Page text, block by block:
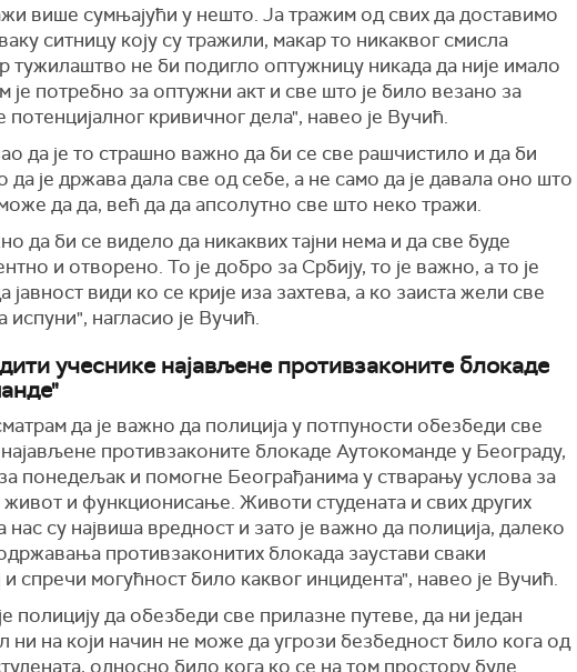
више сумњајући у нешто. Ја тражим од свих да доставимо
ситницу коју су тражили, макар то никаквог смисла
тужилаштво не би подигло оптужницу никада да није имало
је потребно за оптужни акт и све што је било везано за
кривичног дела", навео је Вучић.
да је то страшно важно да би се све рашчистило и да би
да је држава дала све од себе, а не само да је давала оно што
да да, већ да да апсолутно све што неко тражи.
да би се видело да никаквих тајни нема и да све буде
и отворено. То је добро за Србију, то је важно, а то је
јавност види ко се крије иза захтева, а ко заиста жели све
испуни", нагласио је Вучић.
учеснике најављене противзаконите блокаде
да је важно да полиција у потпуности обезбеди све
противзаконите блокаде Аутокоманде у Београду,
понедељак и помогне Београђанима у стварању услова за
и функционисање. Животи студената и свих других
нас су највиша вредност и зато је важно да полиција, далеко
противзаконитих блокада заустави сваки
и спречи могућност било каквог инцидента", навео је Вучић.
полицију да обезбеди све прилазне путеве, да ни један
ни на који начин не може да угрози безбедност било кога од
односно било кога ко се на том простору буде